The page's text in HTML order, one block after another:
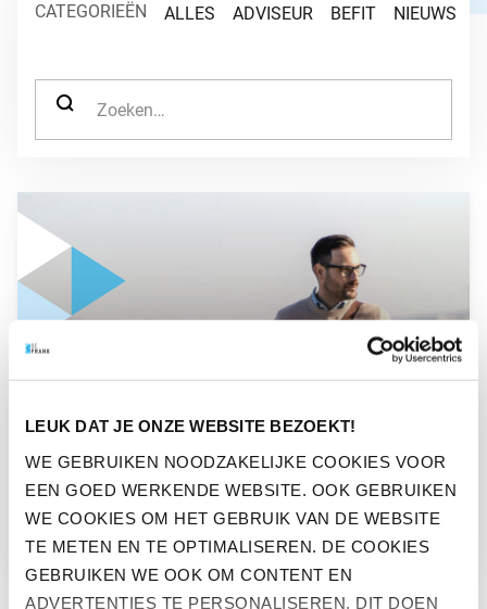
LEUK DAT JE ONZE WEBSITE BEZOEKT!
WE GEBRUIKEN NOODZAKELIJKE COOKIES VOOR
EEN GOED WERKENDE WEBSITE. OOK GEBRUIKEN
WE COOKIES OM HET GEBRUIK VAN DE WEBSITE
TE METEN EN TE OPTIMALISEREN. DE COOKIES
GEBRUIKEN WE OOK OM CONTENT EN
ADVERTENTIES TE PERSONALISEREN. DIT DOEN
CATEGORIEËN ALLES ADVISEUR BEFIT NIEUWS
ZOEK NAAR:
MAAK HET VERSCHIL ALS
DUURZAME WERKGEVER